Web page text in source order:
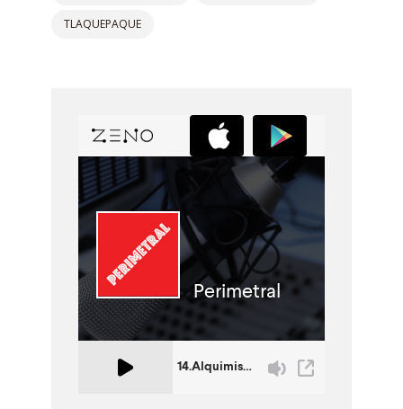
TLAQUEPAQUE